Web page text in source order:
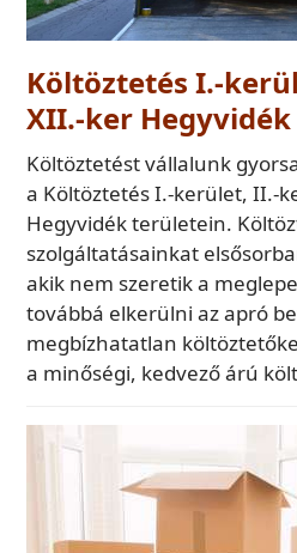
Költöztetés I.-
XII.-ker Hegyvidék
Költöztetést vállalunk
a Költöztetés I.-kerület, II.-
Hegyvidék területein.
szolgáltatásainkat
akik nem szeretik a
továbbá elkerülni az apró
megbízhatatlan
a minőségi, kedvező árú